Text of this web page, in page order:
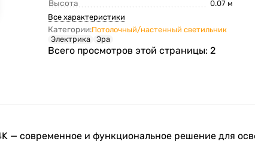
Высота
0.07 м
Все характеристики
Категории:Потолочный/настенный светильник
Электрика
Эра
Всего просмотров этой страницы:2
— современное и функциональное решение для